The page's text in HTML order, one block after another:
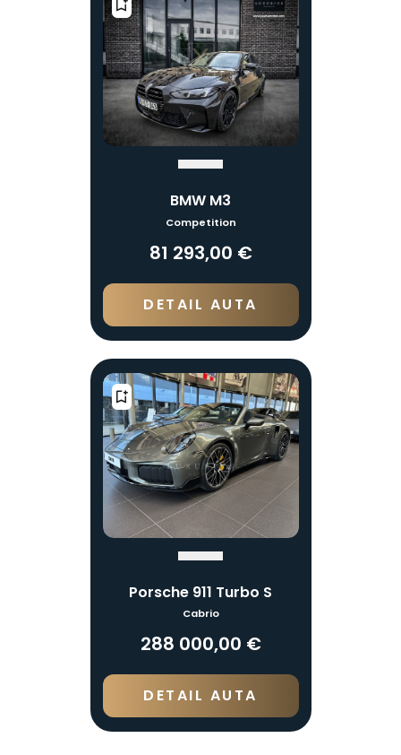
BMW M3
Competition
81 293,00 €
DETAIL AUTA
Porsche 911 Turbo S
Cabrio
288 000,00 €
DETAIL AUTA